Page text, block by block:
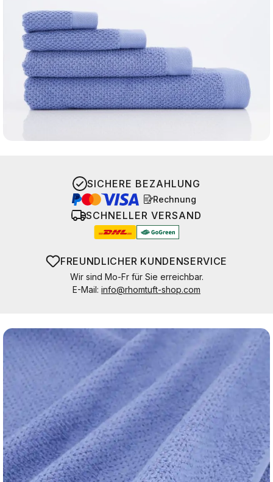
SICHERE BEZAHLUNG
Rechnung
SCHNELLER VERSAND
FREUNDLICHER KUNDENSERVICE
Wir sind Mo-Fr für Sie erreichbar.
E-Mail: info@rhomtuft-shop.com